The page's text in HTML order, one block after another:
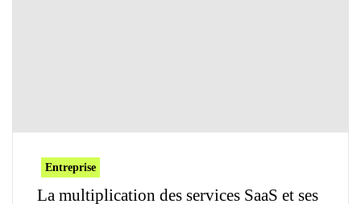
Entreprise
La multiplication des services SaaS et ses